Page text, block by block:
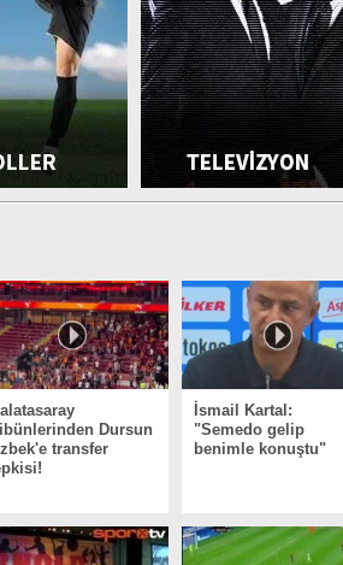
Dursun
transfer
İsmail Kartal:
"Semedo gelip
benimle konuştu"